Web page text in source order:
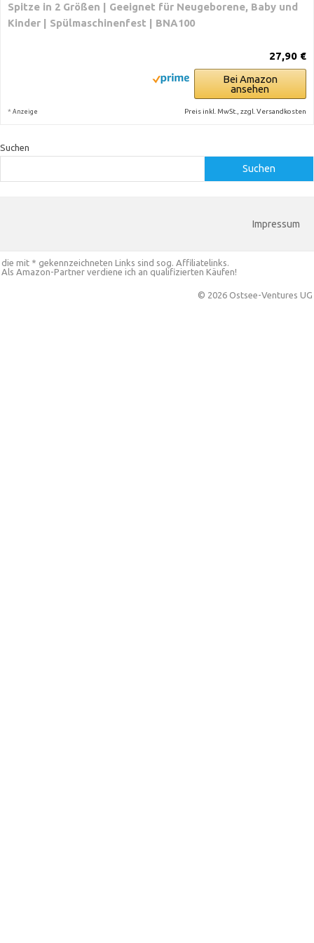
Spitze in 2 Größen | Geeignet für Neugeborene, Baby und
Kinder | Spülmaschinenfest | BNA100
27,90 €
Bei Amazon
ansehen
* Anzeige Preis inkl. MwSt., zzgl. Versandkosten
Suchen
Suchen
Impressum
die mit * gekennzeichneten Links sind sog. Affiliatelinks.
Als Amazon-Partner verdiene ich an qualifizierten Käufen!
© 2026 Ostsee-Ventures UG